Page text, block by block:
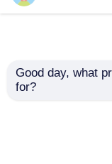
Good day, what
for?